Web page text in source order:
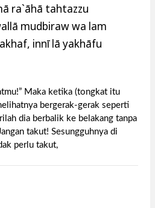
ra`āhā tahtazzu
mudbiraw wa lam
innī lā yakhāfu
Maka ketika (tongkat itu
bergerak-gerak seperti
dia berbalik ke belakang tanpa
takut! Sesungguhnya di
perlu takut,